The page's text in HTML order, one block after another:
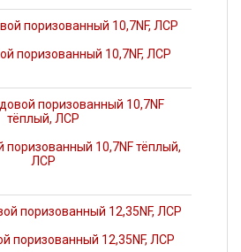
поризованный 10,7NF, ЛСР
поризованный 10,7NF тёплый,
ЛСР
поризованный 12,35NF, ЛСР